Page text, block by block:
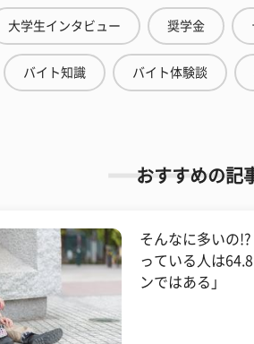
大学生インタビュー 奨学金
バイト知識 バイト体験談
おすすめの記
そんなに多いの
っている人は
ンではある」